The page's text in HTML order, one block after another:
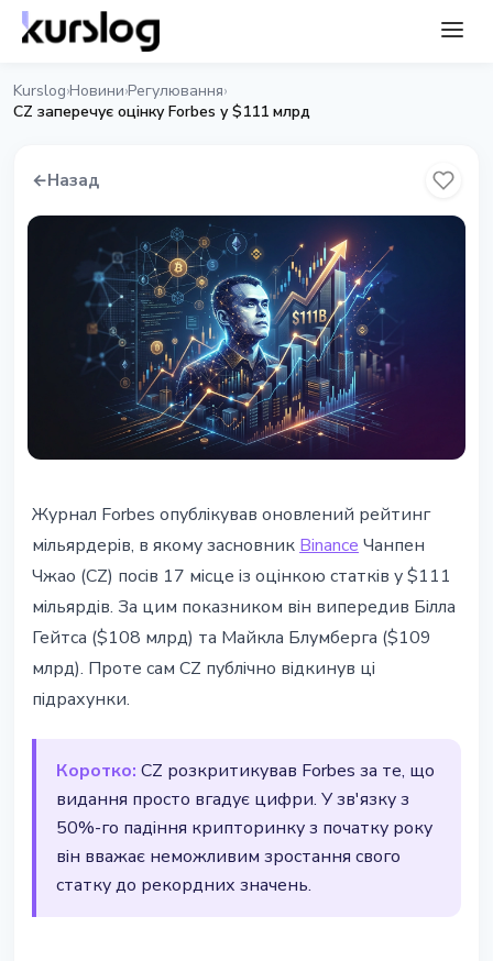
Kurslog›Новини›Регулювання›
CZ заперечує оцінку Forbes у $111 млрд
←Назад
CZ заперечує оцінку Forbes у
$111 млрд
11 березня 2026 р.2 хв читання
Наталія Дорофєєва
Журнал Forbes опублікував оновлений рейтинг
мільярдерів, в якому засновник Binance Чанпен
Чжао (CZ) посів 17 місце із оцінкою статків у $111
мільярдів. За цим показником він випередив Білла
Гейтса ($108 млрд) та Майкла Блумберга ($109
млрд). Проте сам CZ публічно відкинув ці
підрахунки.
Коротко: CZ розкритикував Forbes за те, що
видання просто вгадує цифри. У зв'язку з
50%-го падіння крипторинку з початку року
він вважає неможливим зростання свого
статку до рекордних значень.